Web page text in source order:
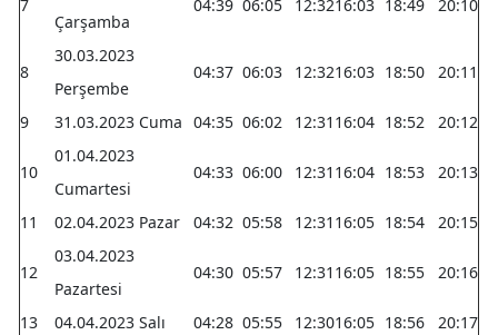
Muğla
Muş
Nevşehir
Niğde
Ordu
7
Çarşamba
04:39 06:05 12:3216:03 18:49 20:10
8
30.03.2023
Perşembe
04:37 06:03 12:3216:03 18:50 20:11
9 31.03.2023 Cuma 04:35 06:02 12:31 16:04 18:52 20:12
10
01.04.2023
Cumartesi
04:33 06:00 12:31 16:04 18:53 20:13
11 02.04.2023 Pazar 04:32 05:58 12:31 16:05 18:54 20:15
12
03.04.2023
Pazartesi
04:30 05:57 12:31 16:05 18:55 20:16
13 04.04.2023 Salı 04:28 05:55 12:3016:05 18:56 20:17